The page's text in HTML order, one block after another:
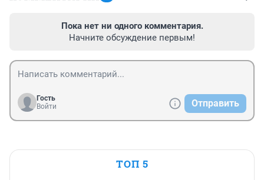
Пока нет ни одного комментария.
Начните обсуждение первым!
Гость
Войти
Отправить
ТОП 5